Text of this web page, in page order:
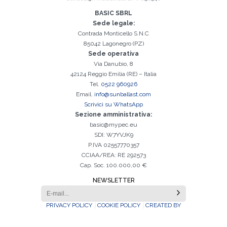
BASIC SBRL
Sede legale:
Contrada Monticello S.N.C
85042 Lagonegro (PZ)
Sede operativa
Via Danubio, 8
42124 Reggio Emilia (RE) – Italia
Tel. 0522 960926
Email. info@sunballast.com
Scrivici su WhatsApp
Sezione amministrativa:
basic@mypec.eu
SDI: W7YVJK9
P.IVA 02557770357
CCIAA/REA: RE 292573
Cap. Soc. 100.000,00 €
NEWSLETTER
PRIVACY POLICY COOKIE POLICY CREATED BY